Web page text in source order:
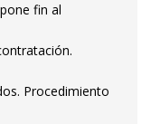
fin al
Procedimiento